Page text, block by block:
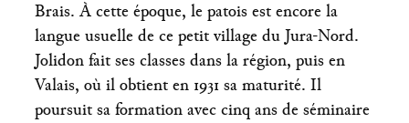
Brais. À cette époque, le patois est encore la
langue usuelle de ce petit village du Jura-Nord.
Jolidon fait ses classes dans la région, puis en
Valais, où il obtient en 1931 sa maturité. Il
poursuit sa formation avec cinq ans de séminaire